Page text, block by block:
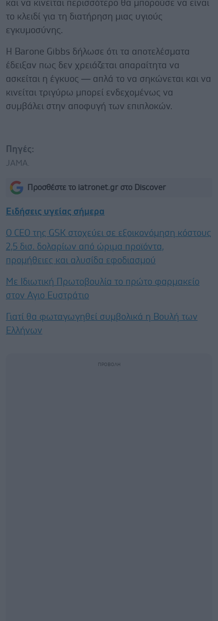
και να κινείται περισσότερο θα μπορούσε να είναι
το κλειδί για τη διατήρηση μιας υγιούς
εγκυμοσύνης.
Η Barone Gibbs δήλωσε ότι τα αποτελέσματα
έδειξαν πως δεν χρειάζεται απαραίτητα να
ασκείται η έγκυος — απλά το να σηκώνεται και να
κινείται τριγύρω μπορεί ενδεχομένως να
συμβάλει στην αποφυγή των επιπλοκών.
Πηγές:
JAMA.
Προσθέστε το iatronet.gr στο Discover
Ειδήσεις υγείας σήμερα
Ο CEO της GSK στοχεύει σε εξοικονόμηση κόστους
2,5 δισ. δολαρίων από ώριμα προϊόντα,
προμήθειες και αλυσίδα εφοδιασμού
Με Ιδιωτική Πρωτοβουλία το πρώτο φαρμακείο
στον Αγιο Ευστράτιο
Γιατί θα φωταγωγηθεί συμβολικά η Βουλή των
Ελλήνων